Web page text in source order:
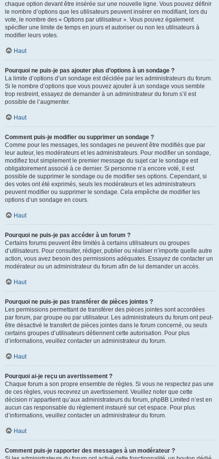
chaque option devant être insérée sur une nouvelle ligne. Vous pouvez définir
le nombre d’options que les utilisateurs peuvent insérer en modifiant, lors du
vote, le nombre des « Options par utilisateur ». Vous pouvez également
spécifier une limite de temps en jours et autoriser ou non les utilisateurs à
modifier leurs votes.
Haut
Pourquoi ne puis-je pas ajouter plus d’options à un sondage ?
La limite d’options d’un sondage est décidée par les administrateurs du forum.
Si le nombre d’options que vous pouvez ajouter à un sondage vous semble
trop restreint, essayez de demander à un administrateur du forum s’il est
possible de l’augmenter.
Haut
Comment puis-je modifier ou supprimer un sondage ?
Comme pour les messages, les sondages ne peuvent être modifiés que par
leur auteur, les modérateurs et les administrateurs. Pour modifier un sondage,
modifiez tout simplement le premier message du sujet car le sondage est
obligatoirement associé à ce dernier. Si personne n’a encore voté, il est
possible de supprimer le sondage ou de modifier ses options. Cependant, si
des votes ont été exprimés, seuls les modérateurs et les administrateurs
peuvent modifier ou supprimer le sondage. Cela empêche de modifier les
options d’un sondage en cours.
Haut
Pourquoi ne puis-je pas accéder à un forum ?
Certains forums peuvent être limités à certains utilisateurs ou groupes
d’utilisateurs. Pour consulter, rédiger, publier ou réaliser n’importe quelle autre
action, vous avez besoin des permissions adéquates. Essayez de contacter un
modérateur ou un administrateur du forum afin de lui demander un accès.
Haut
Pourquoi ne puis-je pas transférer de pièces jointes ?
Les permissions permettant de transférer des pièces jointes sont accordées
par forum, par groupe ou par utilisateur. Les administrateurs du forum ont peut-
être désactivé le transfert de pièces jointes dans le forum concerné, ou seuls
certains groupes d’utilisateurs détiennent cette autorisation. Pour plus
d’informations, veuillez contacter un administrateur du forum.
Haut
Pourquoi ai-je reçu un avertissement ?
Chaque forum a son propre ensemble de règles. Si vous ne respectez pas une
de ces règles, vous recevrez un avertissement. Veuillez noter que cette
décision n’appartient qu’aux administrateurs du forum, phpBB Limited n’est en
aucun cas responsable du règlement instauré sur cet espace. Pour plus
d’informations, veuillez contacter un administrateur du forum.
Haut
Comment puis-je rapporter des messages à un modérateur ?